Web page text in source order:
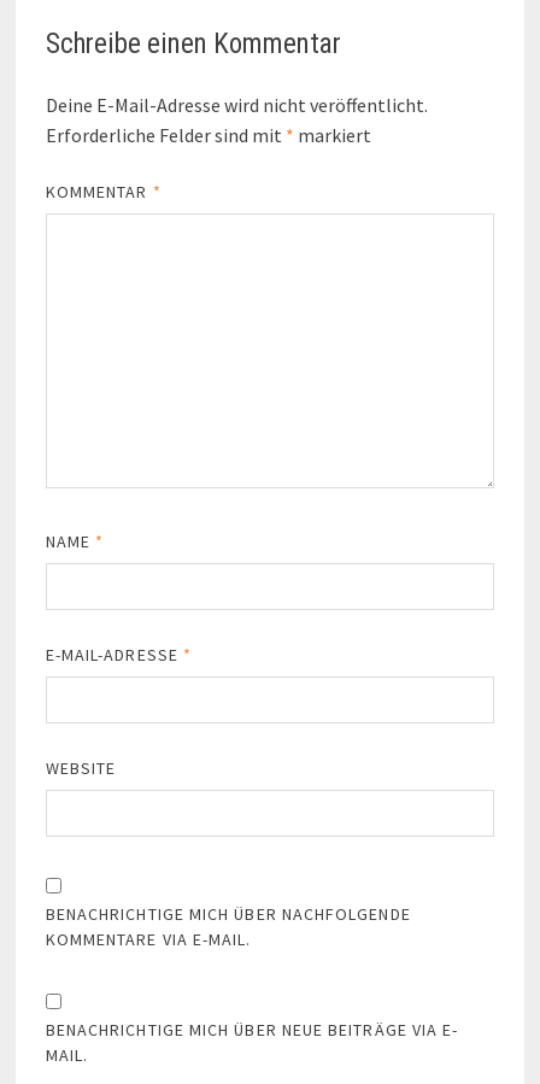
Schreibe einen Kommentar
Deine E-Mail-Adresse wird nicht veröffentlicht.
Erforderliche Felder sind mit * markiert
KOMMENTAR *
NAME *
E-MAIL-ADRESSE *
WEBSITE
BENACHRICHTIGE MICH ÜBER NACHFOLGENDE
KOMMENTARE VIA E-MAIL.
BENACHRICHTIGE MICH ÜBER NEUE BEITRÄGE VIA E-
MAIL.